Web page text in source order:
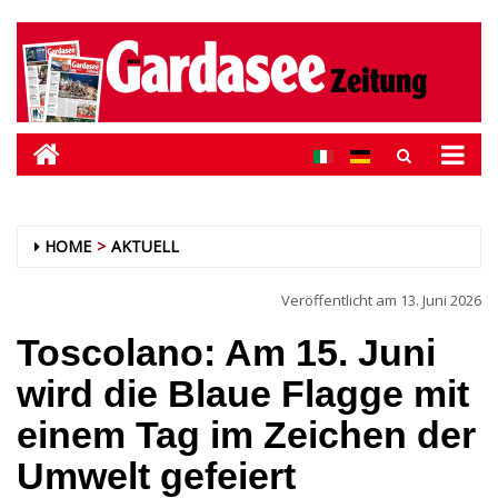
HOME AKTUELL
Veröffentlicht am 13. Juni 2026
Toscolano: Am 15. Juni
wird die Blaue Flagge mit
einem Tag im Zeichen der
Umwelt gefeiert